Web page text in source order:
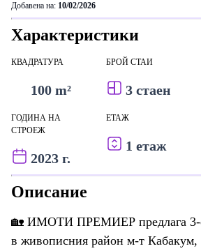
Добавена на: 10/02/2026
Характеристики
КВАДРАТУРА
100 m²
БРОЙ СТАИ
3 стаен
ГОДИНА НА
СТРОЕЖ
2023 г.
ЕТАЖ
1 етаж
Описание
🏡 ИМОТИ ПРЕМИЕР предлага 3-
в живописния район м-т Кабакум,